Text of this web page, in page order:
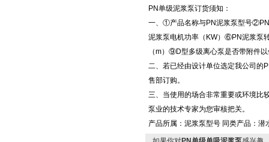
PN单级泥浆泵订货须知：
一、①产品名称与PN泥浆泵型号②
泥浆泵电机功率（KW）⑥PN泥浆泵
（m）⑨D型多级离心泵是否带附件
二、若已经由设计单位选定我公司的
售部订购。
三、当使用的场合非常重要或环境比
泵业的技术专家为您审核把关。
产品所属： 泥浆泵型号 同类产品： 潜